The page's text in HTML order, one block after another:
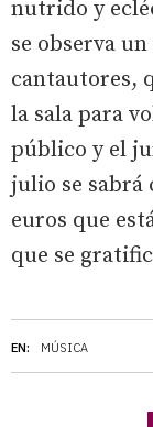
EN: MÚSICA
nutrido y
se observa
cantautores,
la sala para
público y el
julio se sabrá
euros que
que se